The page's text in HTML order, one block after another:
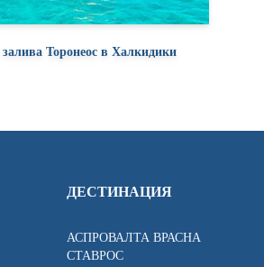
Торонеос в Халкидики
ДЕСТИНАЦИЯ
АСПРОВАЛТА ВРАСНА
СТАВРОС